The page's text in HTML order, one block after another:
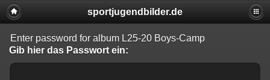
sportjugendbilder.de
Enter password for album L25-20 Boys-Camp
Gib hier das Passwort ein: